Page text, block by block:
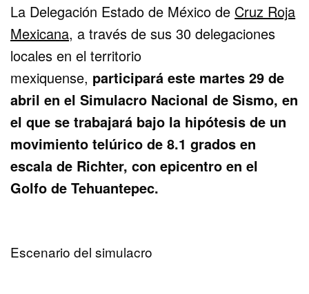
La Delegación Estado de México de Cruz Roja
Mexicana, a través de sus 30 delegaciones
locales en el territorio
mexiquense, participará este martes 29 de
abril en el Simulacro Nacional de Sismo, en
el que se trabajará bajo la hipótesis de un
movimiento telúrico de 8.1 grados en
escala de Richter, con epicentro en el
Golfo de Tehuantepec.
Escenario del simulacro